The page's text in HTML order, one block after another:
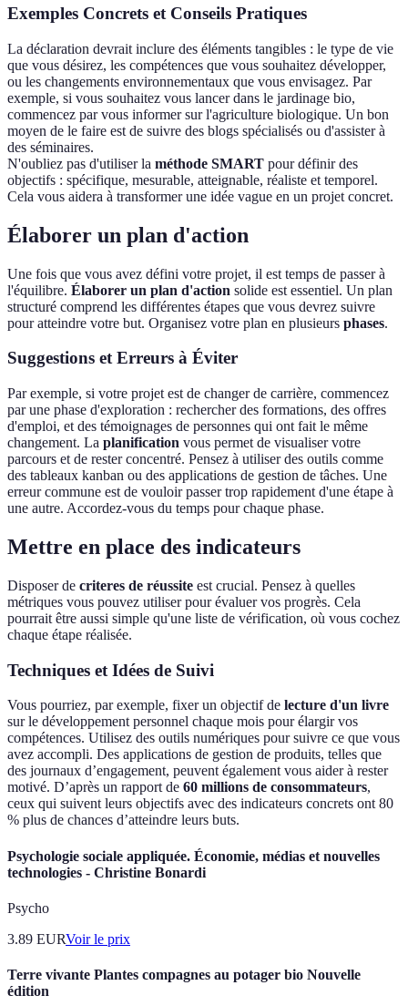
Exemples Concrets et Conseils Pratiques
La déclaration devrait inclure des éléments tangibles : le type de vie
que vous désirez, les compétences que vous souhaitez développer,
ou les changements environnementaux que vous envisagez. Par
exemple, si vous souhaitez vous lancer dans le jardinage bio,
commencez par vous informer sur l'agriculture biologique. Un bon
moyen de le faire est de suivre des blogs spécialisés ou d'assister à
des séminaires.
N'oubliez pas d'utiliser la méthode SMART pour définir des
objectifs : spécifique, mesurable, atteignable, réaliste et temporel.
Cela vous aidera à transformer une idée vague en un projet concret.
Élaborer un plan d'action
Une fois que vous avez défini votre projet, il est temps de passer à
l'équilibre. Élaborer un plan d'action solide est essentiel. Un plan
structuré comprend les différentes étapes que vous devrez suivre
pour atteindre votre but. Organisez votre plan en plusieurs phases.
Suggestions et Erreurs à Éviter
Par exemple, si votre projet est de changer de carrière, commencez
par une phase d'exploration : rechercher des formations, des offres
d'emploi, et des témoignages de personnes qui ont fait le même
changement. La planification vous permet de visualiser votre
parcours et de rester concentré. Pensez à utiliser des outils comme
des tableaux kanban ou des applications de gestion de tâches. Une
erreur commune est de vouloir passer trop rapidement d'une étape à
une autre. Accordez-vous du temps pour chaque phase.
Mettre en place des indicateurs
Disposer de criteres de réussite est crucial. Pensez à quelles
métriques vous pouvez utiliser pour évaluer vos progrès. Cela
pourrait être aussi simple qu'une liste de vérification, où vous cochez
chaque étape réalisée.
Techniques et Idées de Suivi
Vous pourriez, par exemple, fixer un objectif de lecture d'un livre
sur le développement personnel chaque mois pour élargir vos
compétences. Utilisez des outils numériques pour suivre ce que vous
avez accompli. Des applications de gestion de produits, telles que
des journaux d’engagement, peuvent également vous aider à rester
motivé. D’après un rapport de 60 millions de consommateurs,
ceux qui suivent leurs objectifs avec des indicateurs concrets ont 80
% plus de chances d’atteindre leurs buts.
Psychologie sociale appliquée. Économie, médias et nouvelles
technologies - Christine Bonardi
Psycho
3.89 EURVoir le prix
Terre vivante Plantes compagnes au potager bio Nouvelle
édition